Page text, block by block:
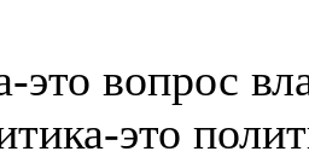
это вопрос
это